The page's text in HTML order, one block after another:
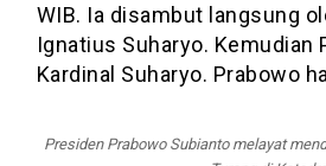
WIB. Ia disambut langsung
Ignatius Suharyo.
Kardinal Suharyo. Prabowo
Presiden Prabowo Subianto melayat